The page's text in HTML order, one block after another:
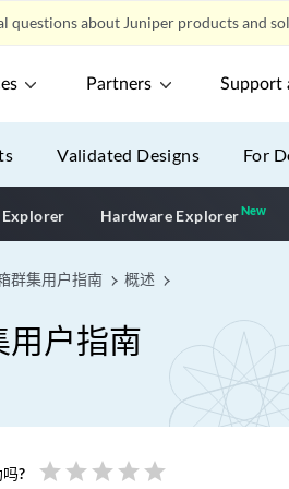
questions about Juniper products and
Partners Support
Validated Designs For
Hardware ExplorerNew
群集用户指南 概述
用户指南
? star star star star star